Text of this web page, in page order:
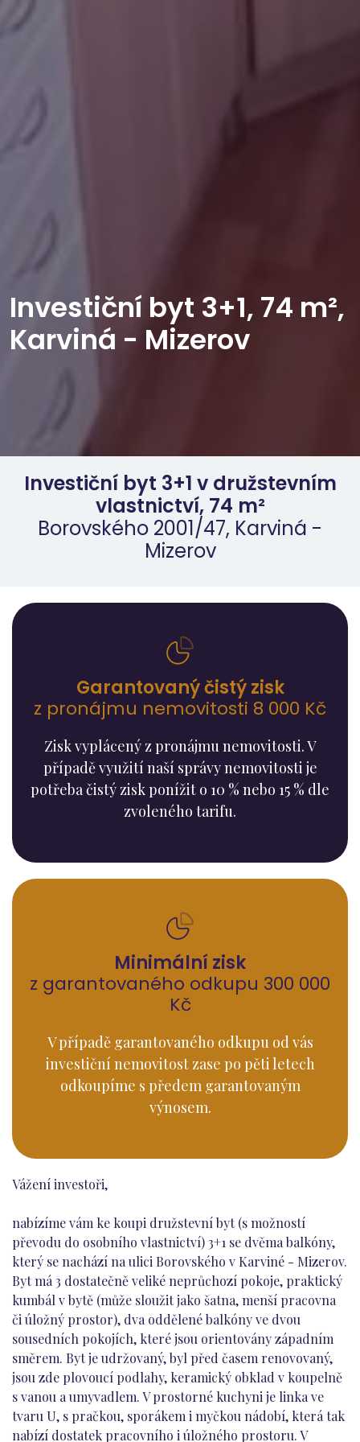
Investiční byt 3+1, 74 m²,
Karviná - Mizerov
Investiční byt 3+1 v družstevním
vlastnictví, 74 m²
Borovského 2001/47, Karviná -
Mizerov
Garantovaný čistý zisk
z pronájmu nemovitosti 8 000 Kč
Zisk vyplácený z pronájmu nemovitosti. V
případě využití naší správy nemovitosti je
potřeba čistý zisk ponížit o 10 % nebo 15 % dle
zvoleného tarifu.
Minimální zisk
z garantovaného odkupu 300 000
Kč
V případě garantovaného odkupu od vás
investiční nemovitost zase po pěti letech
odkoupíme s předem garantovaným
výnosem.
Vážení investoři,
nabízíme vám ke koupi družstevní byt (s možností
převodu do osobního vlastnictví) 3+1 se dvěma balkóny,
který se nachází na ulici Borovského v Karviné - Mizerov.
Byt má 3 dostatečně veliké neprůchozí pokoje, praktický
kumbál v bytě (může sloužit jako šatna, menší pracovna
či úložný prostor), dva oddělené balkóny ve dvou
sousedních pokojích, které jsou orientovány západním
směrem. Byt je udržovaný, byl před časem renovovaný,
jsou zde plovoucí podlahy, keramický obklad v koupelně
s vanou a umyvadlem. V prostorné kuchyni je linka ve
tvaru U, s pračkou, sporákem i myčkou nádobí, která tak
nabízí dostatek pracovního i úložného prostoru. V